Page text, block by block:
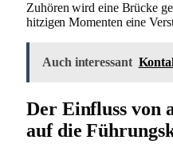
Zuhören wird eine Brücke
hitzigen Momenten eine
Auch interessant
Der Einfluss von
auf die